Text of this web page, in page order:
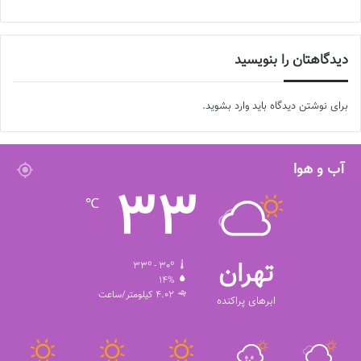
دیدگاهتان را بنویسید
برای نوشتن دیدگاه باید وارد بشوید.
آب و هوا
تهران
ابرهای پراکنده
33
℃
33º - 30º
14%
4.02 کیلومتر/ساعت